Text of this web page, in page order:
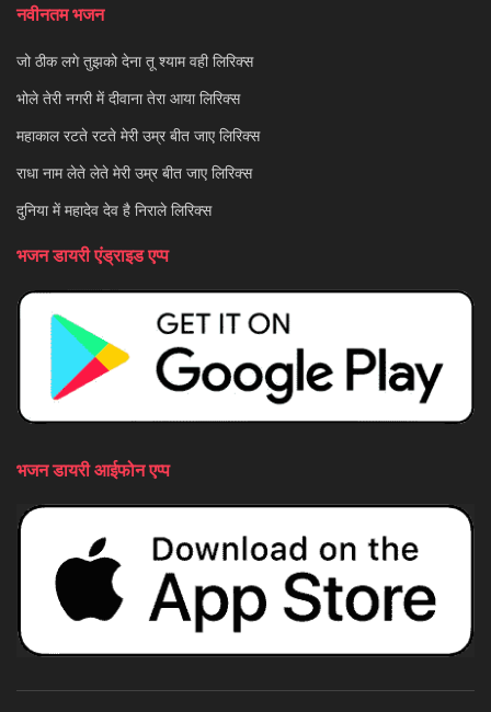
नवीनतम भजन
जो ठीक लगे तुझको देना तू श्याम वही लिरिक्स
भोले तेरी नगरी में दीवाना तेरा आया लिरिक्स
महाकाल रटते रटते मेरी उम्र बीत जाए लिरिक्स
राधा नाम लेते लेते मेरी उम्र बीत जाए लिरिक्स
दुनिया में महादेव देव है निराले लिरिक्स
भजन डायरी एंड्राइड एप्प
भजन डायरी आईफोन एप्प